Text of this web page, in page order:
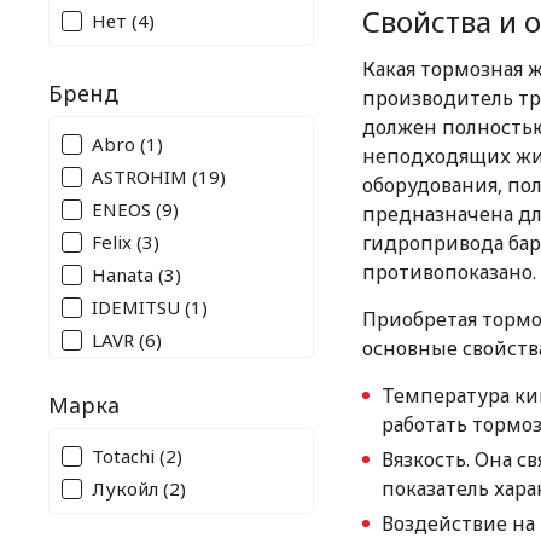
Нет (4)
Бренд
Abro (1)
ASTROHIM (19)
ENEOS (9)
Felix (3)
Hanata (3)
IDEMITSU (1)
LAVR (6)
MolyGreen
TCL(9)
TOTACHI(22)
Марка
Totachi (2)
Лукойл (2)
Свойства и
Какая тормозная
производитель
должен
неподходящих
оборудования,
предназначена
гидропривода
противопоказано.
Приобретая
основные
Температура
работать
Вязкость. Она
показатель
Воздействие